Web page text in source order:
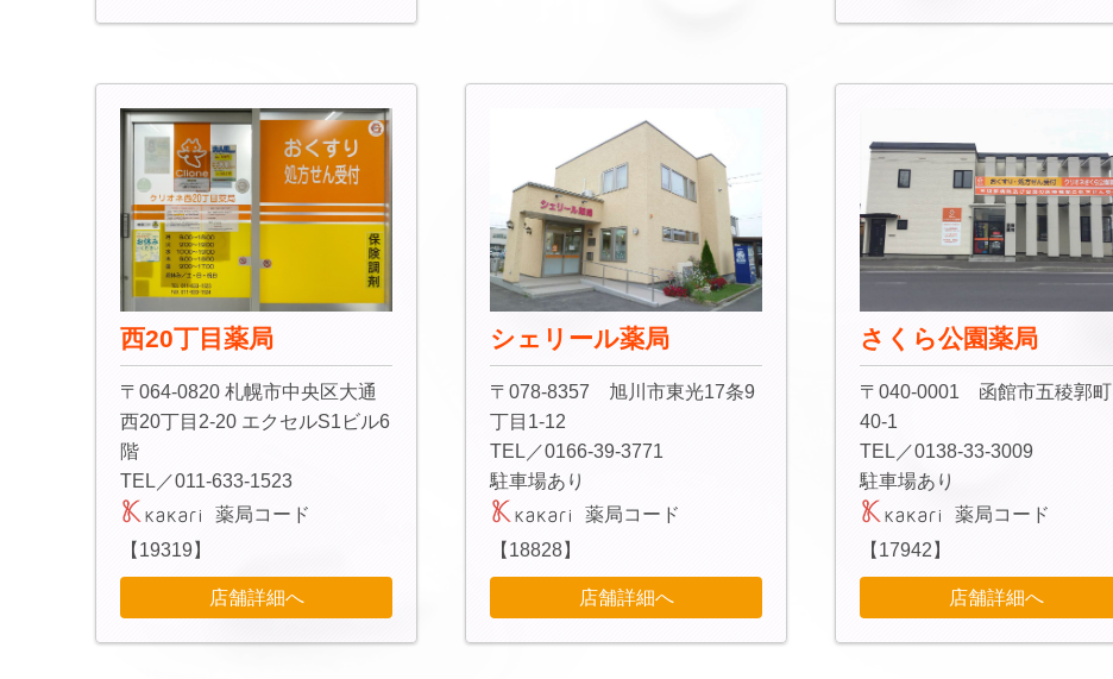
西20丁目薬局
〒064-0820 札幌市中央区大通
西20丁目2-20 エクセルS1ビル6
階
TEL／011-633-1523
薬局コード
【19319】
店舗詳細へ
シェリール薬局
〒078-8357 旭川市東光17条9
丁目1-12
TEL／0166-39-3771
駐車場あり
薬局コード
【18828】
店舗詳細へ
さくら公園薬局
〒040-0001 函館市五稜郭町
40-1
TEL／0138-33-3009
駐車場あり
薬局コード
【17942】
店舗詳細へ